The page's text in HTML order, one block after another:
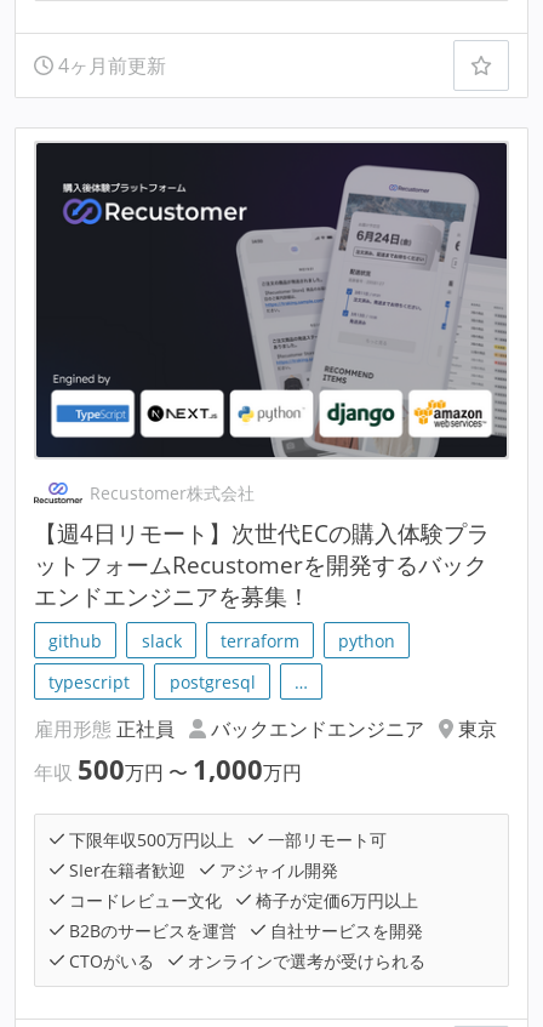
4ヶ月前更新
Recustomer株式会社
【週4日リモート】次世代ECの購入体験プラ
ットフォームRecustomerを開発するバック
エンドエンジニアを募集！
github slack terraform
python
typescript
postgresql …
雇用形態 正社員 バックエンドエンジニア
東京
年収 500万円 〜 1,000万円
下限年収500万円以上
一部リモート可
SIer在籍者歓迎
アジャイル開発
コードレビュー文化
椅子が定価6万円以上
B2Bのサービスを運営
自社サービスを開発
CTOがいる
オンラインで選考が受けられる